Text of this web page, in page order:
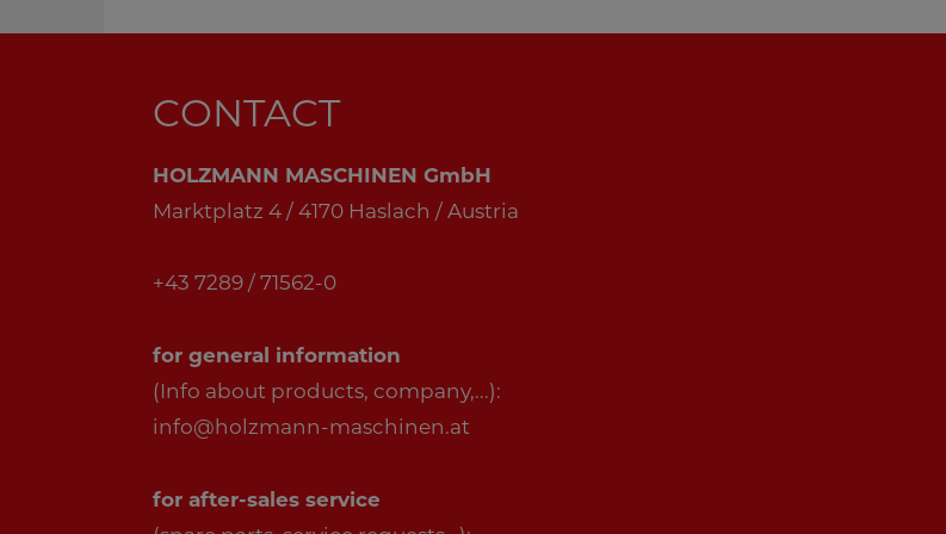
CONTACT
HOLZMANN MASCHINEN GmbH
Marktplatz 4 / 4170 Haslach / Austria
+43 7289 / 71562-0
for general information
(Info about products, company,...):
info@holzmann-maschinen.at
for after-sales service